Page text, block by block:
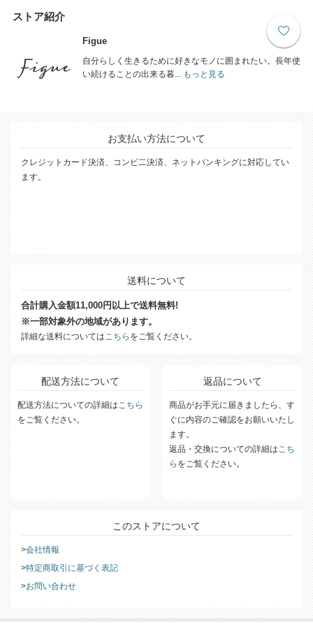
ストア紹介
Figue
自分らしく生きるために好きなモノに囲まれたい。長年使
い続けることの出来る暮...
もっと見る
お支払い方法について
クレジットカード決済、コンビ二決済、ネットバンキングに対応してい
ます。
送料について
合計購入金額11,000円以上で送料無料!
配送方法について 返品について
商品がお手元に届きましたら、す
ぐに内容のご確認をお願いいたし
ます。
会社情報
特定商取引に基づく表記